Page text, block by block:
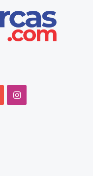
Instagram